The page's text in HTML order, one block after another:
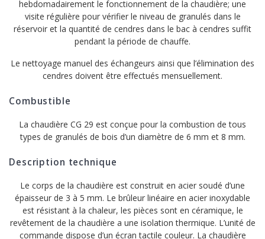
hebdomadairement le fonctionnement de la chaudière; une
visite régulière pour vérifier le niveau de granulés dans le
réservoir et la quantité de cendres dans le bac à cendres suffit
pendant la période de chauffe.
Le nettoyage manuel des échangeurs ainsi que l’élimination des
cendres doivent être effectués mensuellement.
Combustible
La chaudière CG 29 est conçue pour la combustion de tous
types de granulés de bois d’un diamètre de 6 mm et 8 mm.
Description technique
Le corps de la chaudière est construit en acier soudé d’une
épaisseur de 3 à 5 mm. Le brûleur linéaire en acier inoxydable
est résistant à la chaleur, les pièces sont en céramique, le
revêtement de la chaudière a une isolation thermique. L’unité de
commande dispose d’un écran tactile couleur. La chaudière